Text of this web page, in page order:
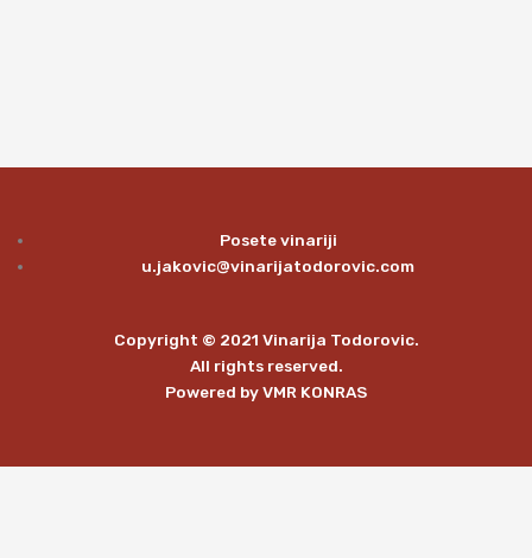
Posete vinariji
u.jakovic@vinarijatodorovic.com
Copyright © 2021 Vinarija Todorovic.
All rights reserved.
Powered byVMR KONRAS